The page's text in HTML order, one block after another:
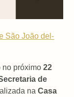
São João del-
no próximo22
de
naCasa